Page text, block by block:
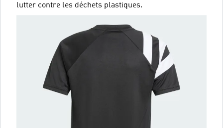
lutter contre les déchets plastiques.